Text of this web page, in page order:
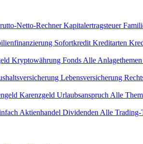
Netto-RechnerKapitalertragsteuer
Sofortkredit Kreditarten
Kryptowährung Fonds Alle
Lebensversicherung
Karenzgeld Urlaubsanspruch Alle
Aktienhandel Dividenden Alle